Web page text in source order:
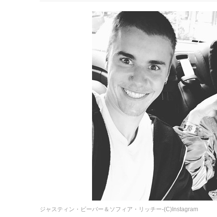
ジャスティン・ビーバー＆ソフィア・リッチー-(C)Instagram